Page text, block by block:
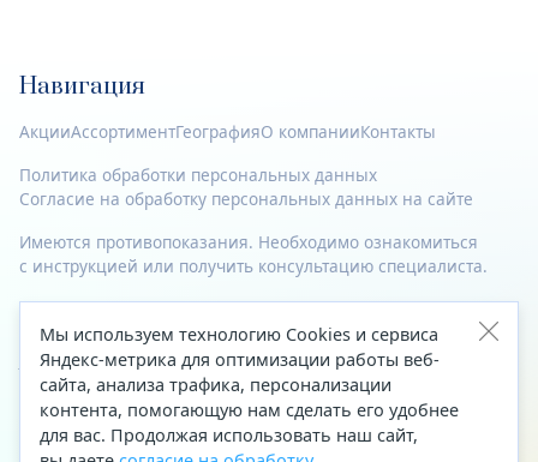
Навигация
АкцииАссортиментГеографияО компанииКонтакты
Политика обработки персональных данных
Согласие на обработку персональных данных на сайте
Имеются противопоказания. Необходимо ознакомиться
с инструкцией или получить консультацию специалиста.
© 2023—2026 Все права защищены.
Адрес
Архангельск, ул. Папанина, д. 19 (вход в здание со стороны
автоцентра «Тойота»)
Мы используем технологию Cookies и сервиса
Яндекс-метрика для оптимизации работы веб-
сайта, анализа трафика, персонализации
контента, помогающую нам сделать его удобнее
для вас. Продолжая использовать наш сайт,